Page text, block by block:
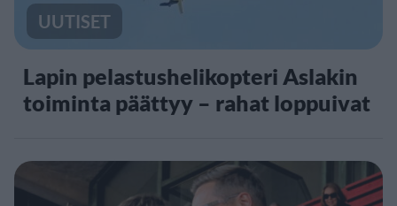
UUTISET
Lapin pelastushelikopteri Aslakin
toiminta päättyy – rahat loppuivat